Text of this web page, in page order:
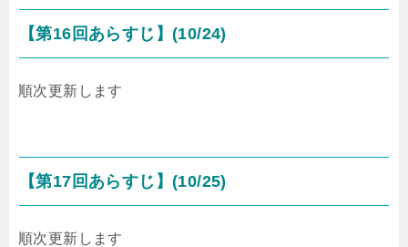
【第16回あらすじ】(10/24)
順次更新します
【第17回あらすじ】(10/25)
順次更新します